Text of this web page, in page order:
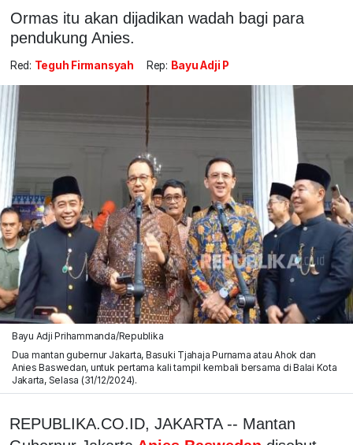
Ormas itu akan dijadikan wadah bagi para
pendukung Anies.
Red: Teguh Firmansyah Rep: Bayu Adji P
Bayu Adji Prihammanda/Republika
Dua mantan gubernur Jakarta, Basuki Tjahaja Purnama atau Ahok dan
Anies Baswedan, untuk pertama kali tampil kembali bersama di Balai Kota
Jakarta, Selasa (31/12/2024).
REPUBLIKA.CO.ID, JAKARTA -- Mantan